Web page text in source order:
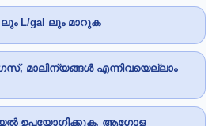
L/gal ലും മാറുക
മാലിന്യങ്ങൾ എന്നിവയെല്ലാം
ഉപയോഗിക്കുക, ആഗോള